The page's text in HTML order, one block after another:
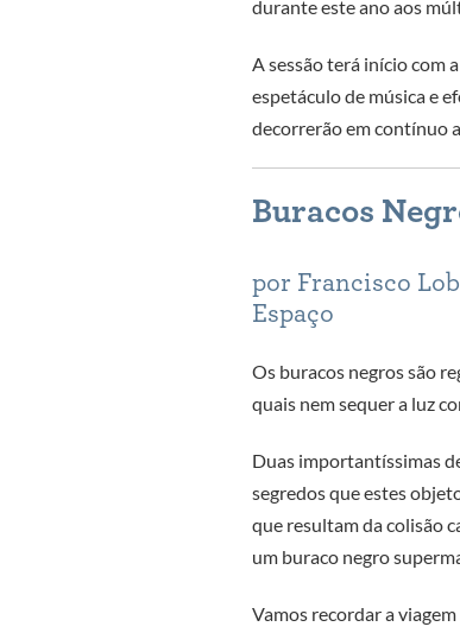
durante este ano aos
A sessão terá início com
espetáculo de música e
decorrerão em contínuo
Buracos
por Francisco
Espaço
Os buracos negros são
quais nem sequer a luz
Duas importantíssimas
segredos que estes
que resultam da colisão
um buraco negro
Vamos recordar a